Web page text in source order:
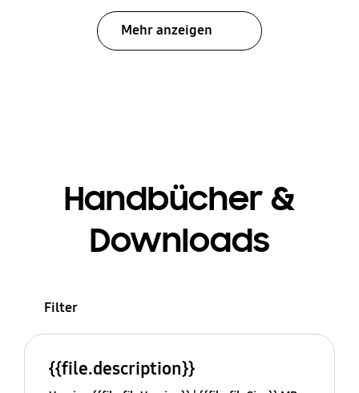
Mehr anzeigen
Handbücher &
Downloads
Filter
{{file.description}}